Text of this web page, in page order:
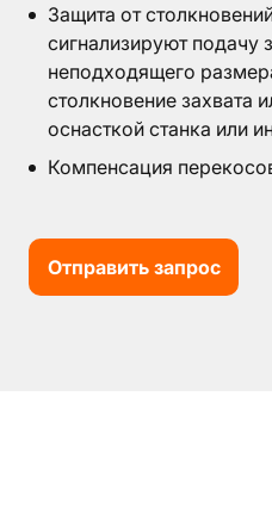
компании
Пневмозахваты
компенсации
Дополнительные
Защита от
сигнализируют подачу
неподходящего
столкновение захвата
оснасткой станка или
Компенсация
Отправить запрос